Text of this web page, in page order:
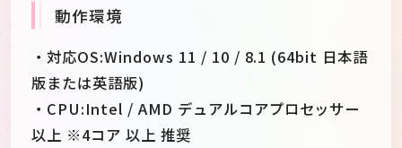
動作環境
・対応OS:Windows 11 / 10 / 8.1 (64bit 日本語
版または英語版)
・CPU:Intel / AMD デュアルコアプロセッサー
以上 ※4コア 以上 推奨